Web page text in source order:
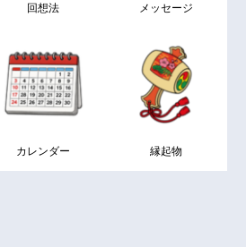
回想法 メッセージ
カレンダー 縁起物